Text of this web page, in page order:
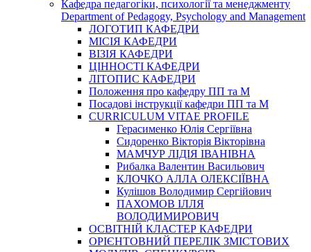
Кафедра педагогіки, психології та менеджменту
Department of Pedagogy, Psychology and Management
ЛОГОТИП КАФЕДРИ
МІСІЯ КАФЕДРИ
ВІЗІЯ КАФЕДРИ
ЦІННОСТІ КАФЕДРИ
ЛІТОПИС КАФЕДРИ
Положення про кафедру ПП та М
Посадові інструкції кафедри ПП та М
CURRICULUM VITAE PROFILE
Герасименко Юлія Сергіївна
Сидоренко Вікторія Вікторівна
МАМЧУР ЛІДІЯ ІВАНІВНА
Рибалка Валентин Васильович
КЛОЧКО АЛЛА ОЛЕКСІЇВНА
Кулішов Володимир Сергійович
ПАХОМОВ ІЛЛЯ
ВОЛОДИМИРОВИЧ
ОСВІТНІЙ КЛАСТЕР КАФЕДРИ
ОРІЄНТОВНИЙ ПЕРЕЛІК ЗМІСТОВИХ